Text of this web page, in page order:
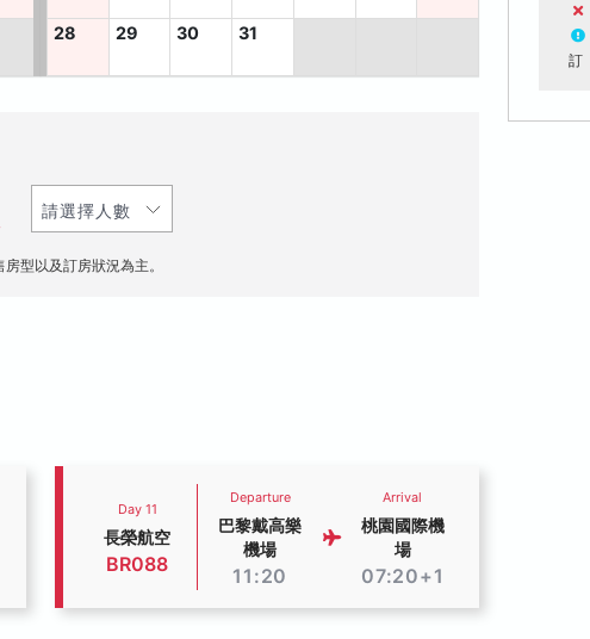
28 29 30 31
型以及訂房狀況為主。
Day 11
長榮航空
BR088
Departure
巴黎戴高樂
機場
11:20
Arrival
桃園國際機
場
07:20+1
訂